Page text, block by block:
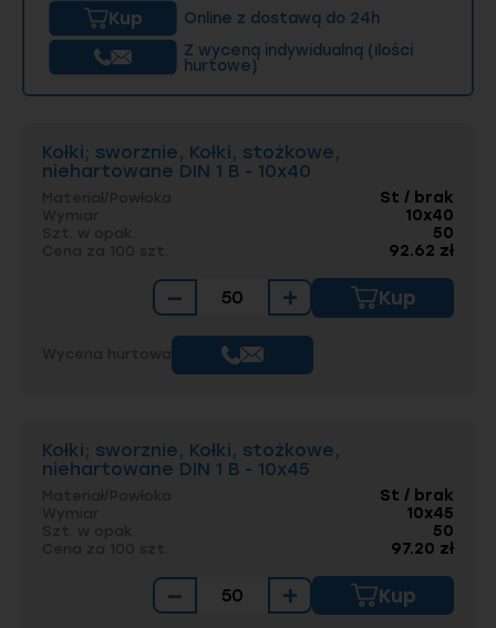
Kup
Online z dostawą do 24h
Z wyceną indywidualną (ilości
hurtowe)
Kołki; sworznie, Kołki, stożkowe,
niehartowane DIN 1 B - 10x40
St / brak
10x40
50
92.62 zł
− + Kup
Kołki; sworznie, Kołki, stożkowe,
niehartowane DIN 1 B - 10x45
St / brak
10x45
50
97.20 zł
− + Kup